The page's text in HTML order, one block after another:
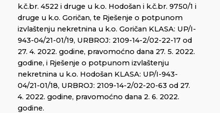
k.č.br. 4522 i druge u k.o. Hodošan i k.č.br. 9750/1 i
druge u k.o. Goričan, te Rješenje o potpunom
izvlaštenju nekretnina u k.o. Goričan KLASA: UP/I-
943-04/21-01/19, URBROJ: 2109-14-2/02-22-17 od
27. 4. 2022. godine, pravomoćno dana 27. 5. 2022.
godine, i Rješenje o potpunom izvlaštenju
nekretnina u k.o. Hodošan KLASA: UP/I-943-
04/21-01/18, URBROJ: 2109-14-2/02-20-63 od 27.
4. 2022. godine, pravomoćno dana 2. 6. 2022.
godine.